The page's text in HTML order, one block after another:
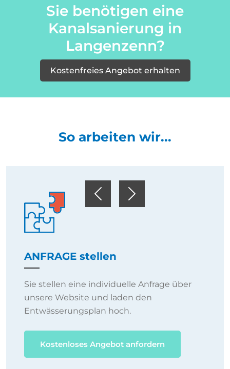
PreviousNext
Sie benötigen eine
Kanalsanierung in
Langenzenn?
Kostenfreies Angebot erhalten
So arbeiten wir...
ANFRAGE stellen
Sie stellen eine individuelle Anfrage über
unsere Website und laden den
Entwässerungsplan hoch.
Kostenloses Angebot anfordern